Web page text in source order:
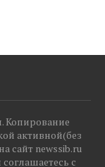
Копирование
активной(без
сайт newssib.ru
с